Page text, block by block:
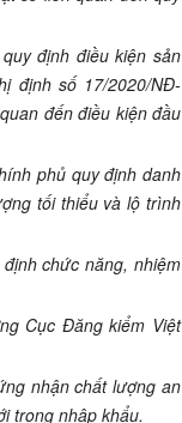
định điều kiện sản
định số 17/2020/NĐ-
đến điều kiện đầu
phủ quy định danh
tối thiểu và lộ trình
chức năng, nhiệm
Cục Đăng kiểm Việt
nhận chất lượng an
trong nhập khẩu.